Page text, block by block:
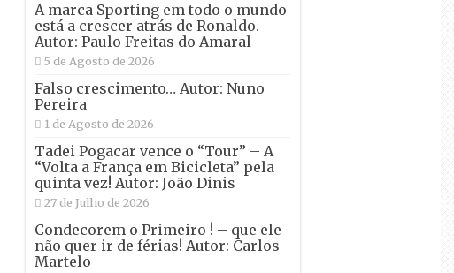
A marca Sporting em todo o mundo
está a crescer atrás de Ronaldo.
Autor: Paulo Freitas do Amaral
5 de Agosto de 2026
Falso crescimento… Autor: Nuno
Pereira
1 de Agosto de 2026
Tadei Pogacar vence o “Tour” – A
“Volta a França em Bicicleta” pela
quinta vez! Autor: João Dinis
27 de Julho de 2026
Condecorem o Primeiro ! – que ele
não quer ir de férias! Autor: Carlos
Martelo